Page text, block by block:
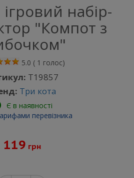
набір-
"Компот з
5.0 ( 1 голос)
Т19857
Три кота
Є в наявності
перевізника
119 грн